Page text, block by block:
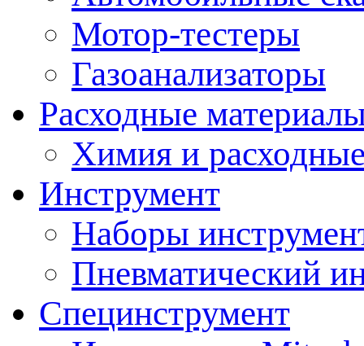
Мотор-тестеры
Газоанализаторы
Расходные
Химия и
Инструмент
Наборы
Пневматический
Специнструмент